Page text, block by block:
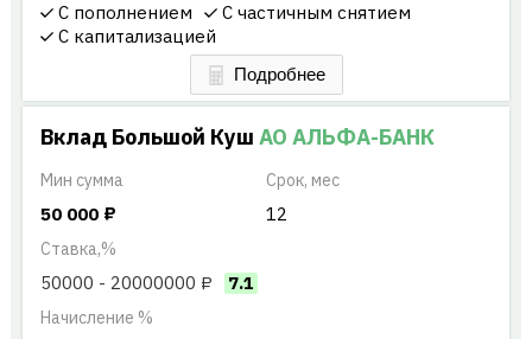
С пополнением
С частичным снятием
С капитализацией
Вклад Большой Куш АО АЛЬФА-БАНК
Мин сумма
50 000 ₽
Ставка,%
50000 - 20000000 ₽ 7.1
Срок, мес
12
Начисление %